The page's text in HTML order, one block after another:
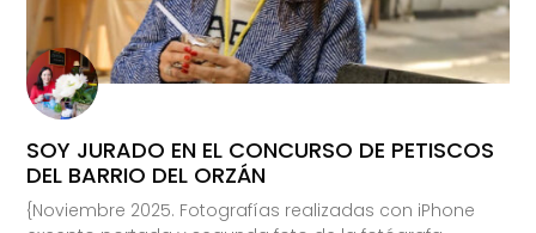
SOY JURADO EN EL CONCURSO DE PETISCOS
DEL BARRIO DEL ORZÁN
{Noviembre 2025. Fotografías realizadas con iPhone